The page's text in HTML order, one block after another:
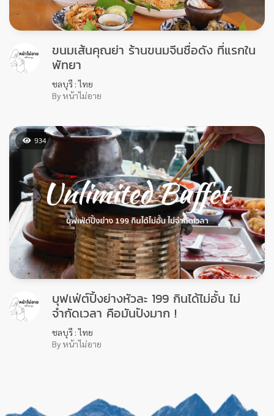
หากคุณชอบรีวิวของเรา
ติดตามเราเพื่อรับชมรีวิวดีๆ ได้ทุกสัปดาห์ เพียงกด Like
เพจ PinTrip
บทความอื่นๆ
OTHER BLOG